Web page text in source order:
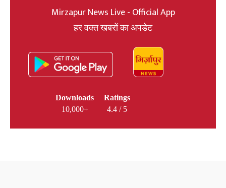
Mirzapur News Live - Official App
हर वक्त खबरों का अपडेट
Downloads
10,000+
Ratings
4.4 / 5